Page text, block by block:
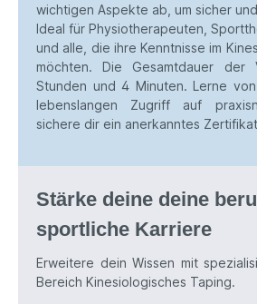
wichtigen Aspekte ab, um sicher
Ideal für Physio­therapeuten,
und alle, die ihre Kenntnisse im
möchten. Die Gesamt­dauer der
Stunden und 4 Minuten. Lerne
lebenslangen Zugriff auf
sichere dir ein anerkanntes
Stärke deine deine
sport­liche Karriere
Erweitere dein Wissen mit
Bereich Kinesiolo­gisches Taping.